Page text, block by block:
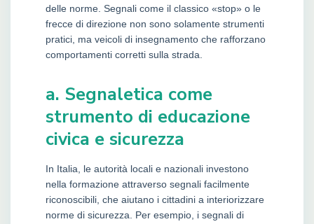
delle norme. Segnali come il classico «stop» o le
frecce di direzione non sono solamente strumenti
pratici, ma veicoli di insegnamento che rafforzano
comportamenti corretti sulla strada.
a. Segnaletica come
strumento di educazione
civica e sicurezza
In Italia, le autorità locali e nazionali investono
nella formazione attraverso segnali facilmente
riconoscibili, che aiutano i cittadini a interiorizzare
norme di sicurezza. Per esempio, i segnali di